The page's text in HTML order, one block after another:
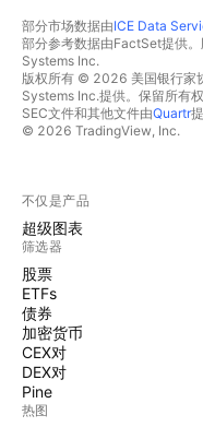
部分市场数据由ICE Data
部分参考数据由FactSet提供
Systems Inc.
版权所有 © 2026 美国银行家
Systems Inc.提供。保留所有权
SEC文件和其他文件由Quartr
© 2026 TradingView, Inc.
不仅是产品
超级图表
筛选器
股票
ETFs
债券
加密货币
CEX对
DEX对
Pine
热图